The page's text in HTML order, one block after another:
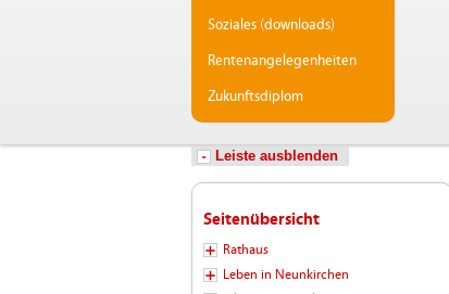
Soziales (downloads)
Rentenangelegenheiten
Zukunftsdiplom
Leiste ausblenden
Seitenübersicht
Rathaus
Leben in Neunkirchen